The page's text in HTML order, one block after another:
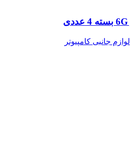
لوازم جانبی کامپیوتر